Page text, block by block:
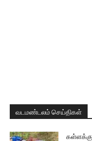
வடமண்டலம் செய்திகள்